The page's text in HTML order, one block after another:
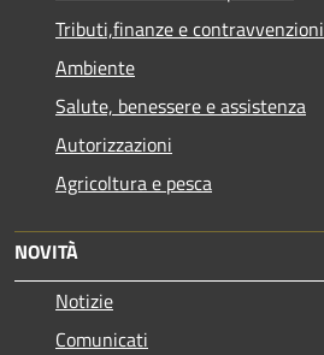
Tributi,finanze e contravvenzioni
Ambiente
Salute, benessere e assistenza
Autorizzazioni
Agricoltura e pesca
NOVITÀ
Notizie
Comunicati